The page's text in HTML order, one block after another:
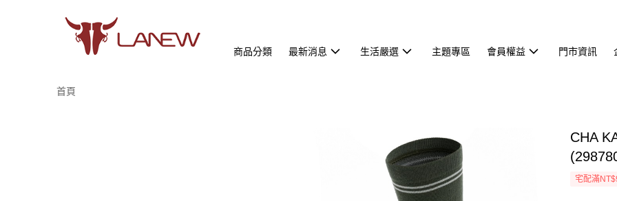
商品分類 最新消息 生活嚴選 主題專區 會員權益 門市資訊
首頁
CHA
宅配滿